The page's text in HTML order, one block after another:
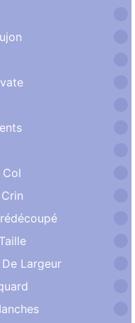
Col
Largeur